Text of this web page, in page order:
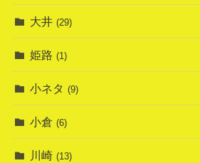
大井 (29)
姫路 (1)
小ネタ (9)
小倉 (6)
川崎 (13)